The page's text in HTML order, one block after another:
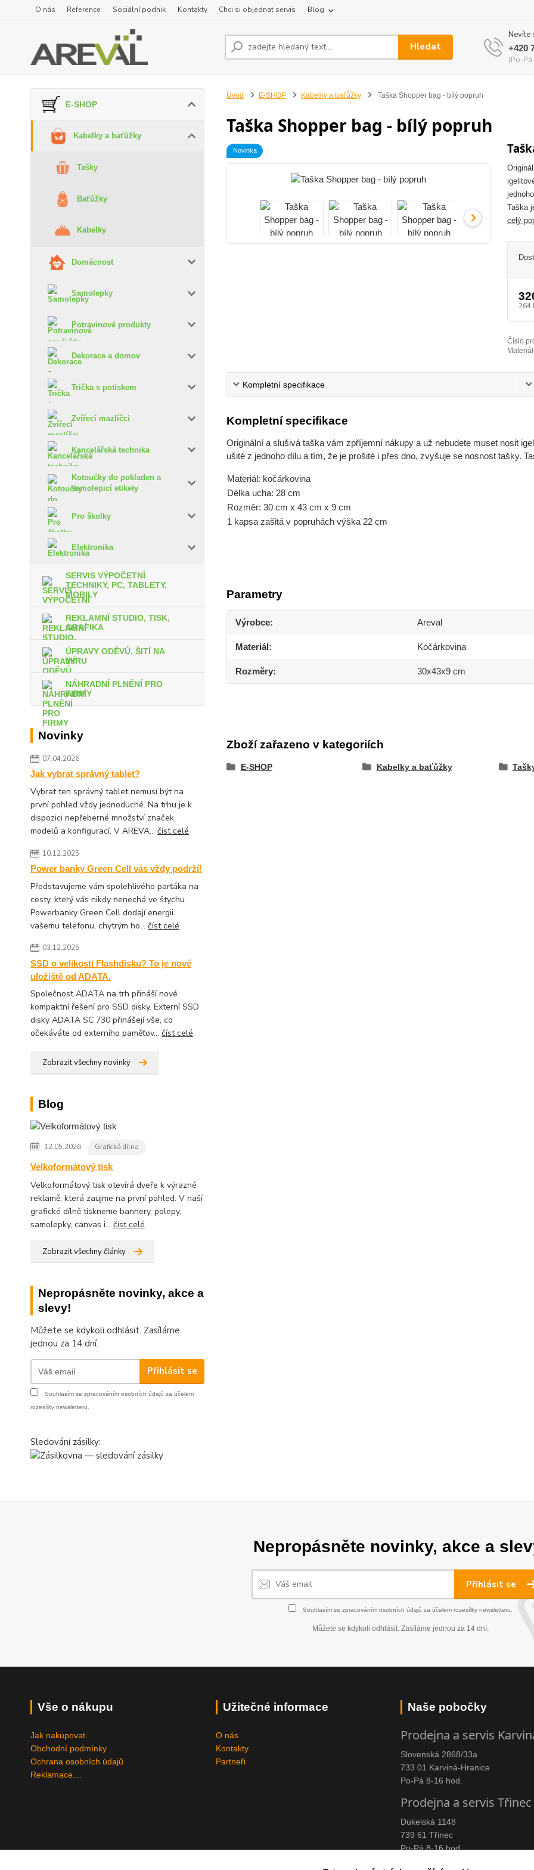
O nás Reference Sociální podnik Kontakty Chci si objednat servis Blog
Hledat
Nevíte
+420
(Po-
E-SHOP
Kabelky a baťůžky
Tašky
Baťůžky
Kabelky
Domácnost
Samolepky
Potravinové produkty
Dekorace a domov
Trička s potiskem
Zvířecí mazlíčci
Kancelářská technika
Kotoučky do pokladen a
samolepicí etikety
Pro školky
Elektronika
SERVIS VÝPOČETNÍ
TECHNIKY, PC, TABLETY,
MOBILY
REKLAMNÍ STUDIO, TISK,
GRAFIKA
ÚPRAVY ODĚVŮ, ŠITÍ NA
MÍRU
NÁHRADNÍ PLNĚNÍ PRO
FIRMY
Novinky
07.04.2026
Jak vybrat správný tablet?
Vybrat ten správný tablet nemusí být na
první pohled vždy jednoduché. Na trhu je k
dispozici nepřeberné množství značek,
modelů a konfigurací. V AREVA...číst celé
10.12.2025
Power banky Green Cell vás vždy podrží!
Představujeme vám spolehlivého parťáka na
cesty, který vás nikdy nenechá ve štychu.
Powerbanky Green Cell dodají energii
vašemu telefonu, chytrým ho...číst celé
03.12.2025
SSD o velikosti Flashdisku? To je nové
uložiště od ADATA.
Společnost ADATA na trh přináší nové
kompaktní řešení pro SSD disky. Externí SSD
disky ADATA SC 730 přinášejí vše, co
očekáváte od externího paměťov...číst celé
Zobrazit všechny novinky
Blog
12.05.2026 Grafická dílna
Velkoformátový tisk
Velkoformátový tisk otevírá dveře k výrazné
reklamě, která zaujme na první pohled. V naší
grafické dílně tiskneme bannery, polepy,
samolepky, canvas i...číst celé
Zobrazit všechny články
Nepropásněte novinky, akce a
slevy!
Můžete se kdykoli odhlásit. Zasíláme
jednou za 14 dní.
Přihlásit se
Souhlasím se zpracováním osobních údajů za účelem
rozesílky newsletteru.
Sledování zásilky:
Úvod E-SHOP Kabelky a baťůžky Taška Shopper bag - bílý popruh
Taška Shopper bag - bílý popruh
Novinka
Taška
celý
264
Číslo
Kompletní specifikace
Kompletní specifikace
Originální a slušivá taška vám zpříjemní nákupy a už nebudete muset nosit
ušité z jednoho dílu a tím, že je prošité i přes dno, zvyšuje se nosnost tašky.
Materiál: kočárkovina
Délka ucha: 28 cm
Rozměr: 30 cm x 43 cm x 9 cm
1 kapsa zašitá v popruhách výška 22 cm
Parametry
Výrobce Areval
Materiál Kočárkovina
Rozměry 30x43x9 cm
Zboží zařazeno v kategoriích
E-SHOP Kabelky a baťůžky
Nepropásněte novinky, akce a
Přihlásit se
Souhlasím se zpracováním osobních údajů za účelem rozesílky newsletteru.
Můžete se kdykoli odhlásit. Zasíláme jednou za 14 dní.
Vše o nákupu
Jak nakupovat
Obchodní podmínky
Ochrana osobních údajů
Reklamace....
Užitečné informace
O nás
Kontakty
Partneři
Naše pobočky
Prodejna a servis
Slovenská 2868/33a
733 01 Karviná-Hranice
Po-Pá 8-16 hod.
Prodejna a servis Třinec
Dukelská 1148
739 61 Třinec
Po-Pá 8-16 hod.